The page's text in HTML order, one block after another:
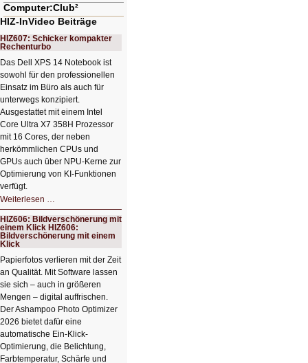
Computer:Club²
HIZ-InVideo Beiträge
HIZ607: Schicker kompakter
Rechenturbo
Das Dell XPS 14 Notebook ist
sowohl für den professionellen
Einsatz im Büro als auch für
unterwegs konzipiert.
Ausgestattet mit einem Intel
Core Ultra X7 358H Prozessor
mit 16 Cores, der neben
herkömmlichen CPUs und
GPUs auch über NPU-Kerne zur
Optimierung von KI-Funktionen
verfügt.
Weiterlesen …
Schicker
kompakter
Rechenturbo
HIZ606: Bildverschönerung mit
einem Klick HIZ606:
Bildverschönerung mit einem
Klick
Papierfotos verlieren mit der Zeit
an Qualität. Mit Software lassen
sie sich – auch in größeren
Mengen – digital auffrischen.
Der Ashampoo Photo Optimizer
2026 bietet dafür eine
automatische Ein-Klick-
Optimierung, die Belichtung,
Farbtemperatur, Schärfe und